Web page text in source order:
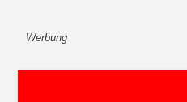
Werbung